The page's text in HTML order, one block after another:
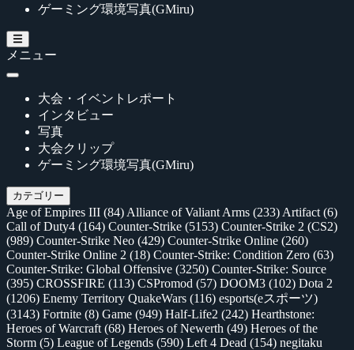
ゲーミング環境写真(GMiru)
メニュー
大会・イベントレポート
インタビュー
写真
大会クリップ
ゲーミング環境写真(GMiru)
カテゴリー
Age of Empires III (84) Alliance of Valiant Arms (233) Artifact (6)
Call of Duty4 (164) Counter-Strike (5153) Counter-Strike 2 (CS2)
(989) Counter-Strike Neo (429) Counter-Strike Online (260)
Counter-Strike Online 2 (18) Counter-Strike: Condition Zero (63)
Counter-Strike: Global Offensive (3250) Counter-Strike: Source
(395) CROSSFIRE (113) CSPromod (57) DOOM3 (102) Dota 2
(1206) Enemy Territory QuakeWars (116) esports(eスポーツ)
(3143) Fortnite (8) Game (949) Half-Life2 (242) Hearthstone:
Heroes of Warcraft (68) Heroes of Newerth (49) Heroes of the
Storm (5) League of Legends (590) Left 4 Dead (154) negitaku